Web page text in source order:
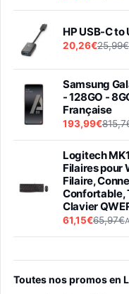
HP USB-C
20,26€25,99€
Samsung
- 128GO -
Française
193,99€
Logitech
Filaires pour
Filaire,
Confortable,
Clavier
61,15€65,97€
trs/min) avec
Toutes nos promos en